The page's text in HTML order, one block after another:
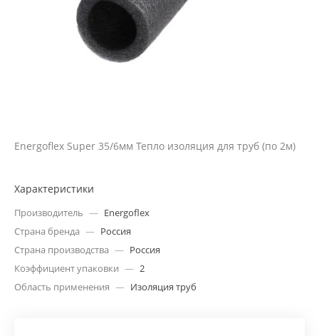
Energoflex Super 35/6мм Тепло изоляция для труб (по 2м)
Характеристики
Производитель — Energoflex
Страна бренда — Россия
Страна производства — Россия
Коэффициент упаковки — 2
Область применения — Изоляция труб